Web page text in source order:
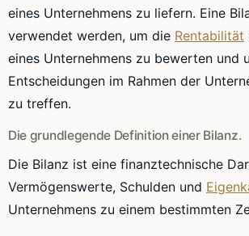
eines Unternehmens zu liefern. Eine
verwendet werden, um die Rentabilität
eines Unternehmens zu bewerten und
Entscheidungen im Rahmen der
zu treffen.
Die grundlegende Definition einer Bilanz.
Die Bilanz ist eine finanztechnische
Vermögenswerte, Schulden und
Unternehmens zu einem bestimmten